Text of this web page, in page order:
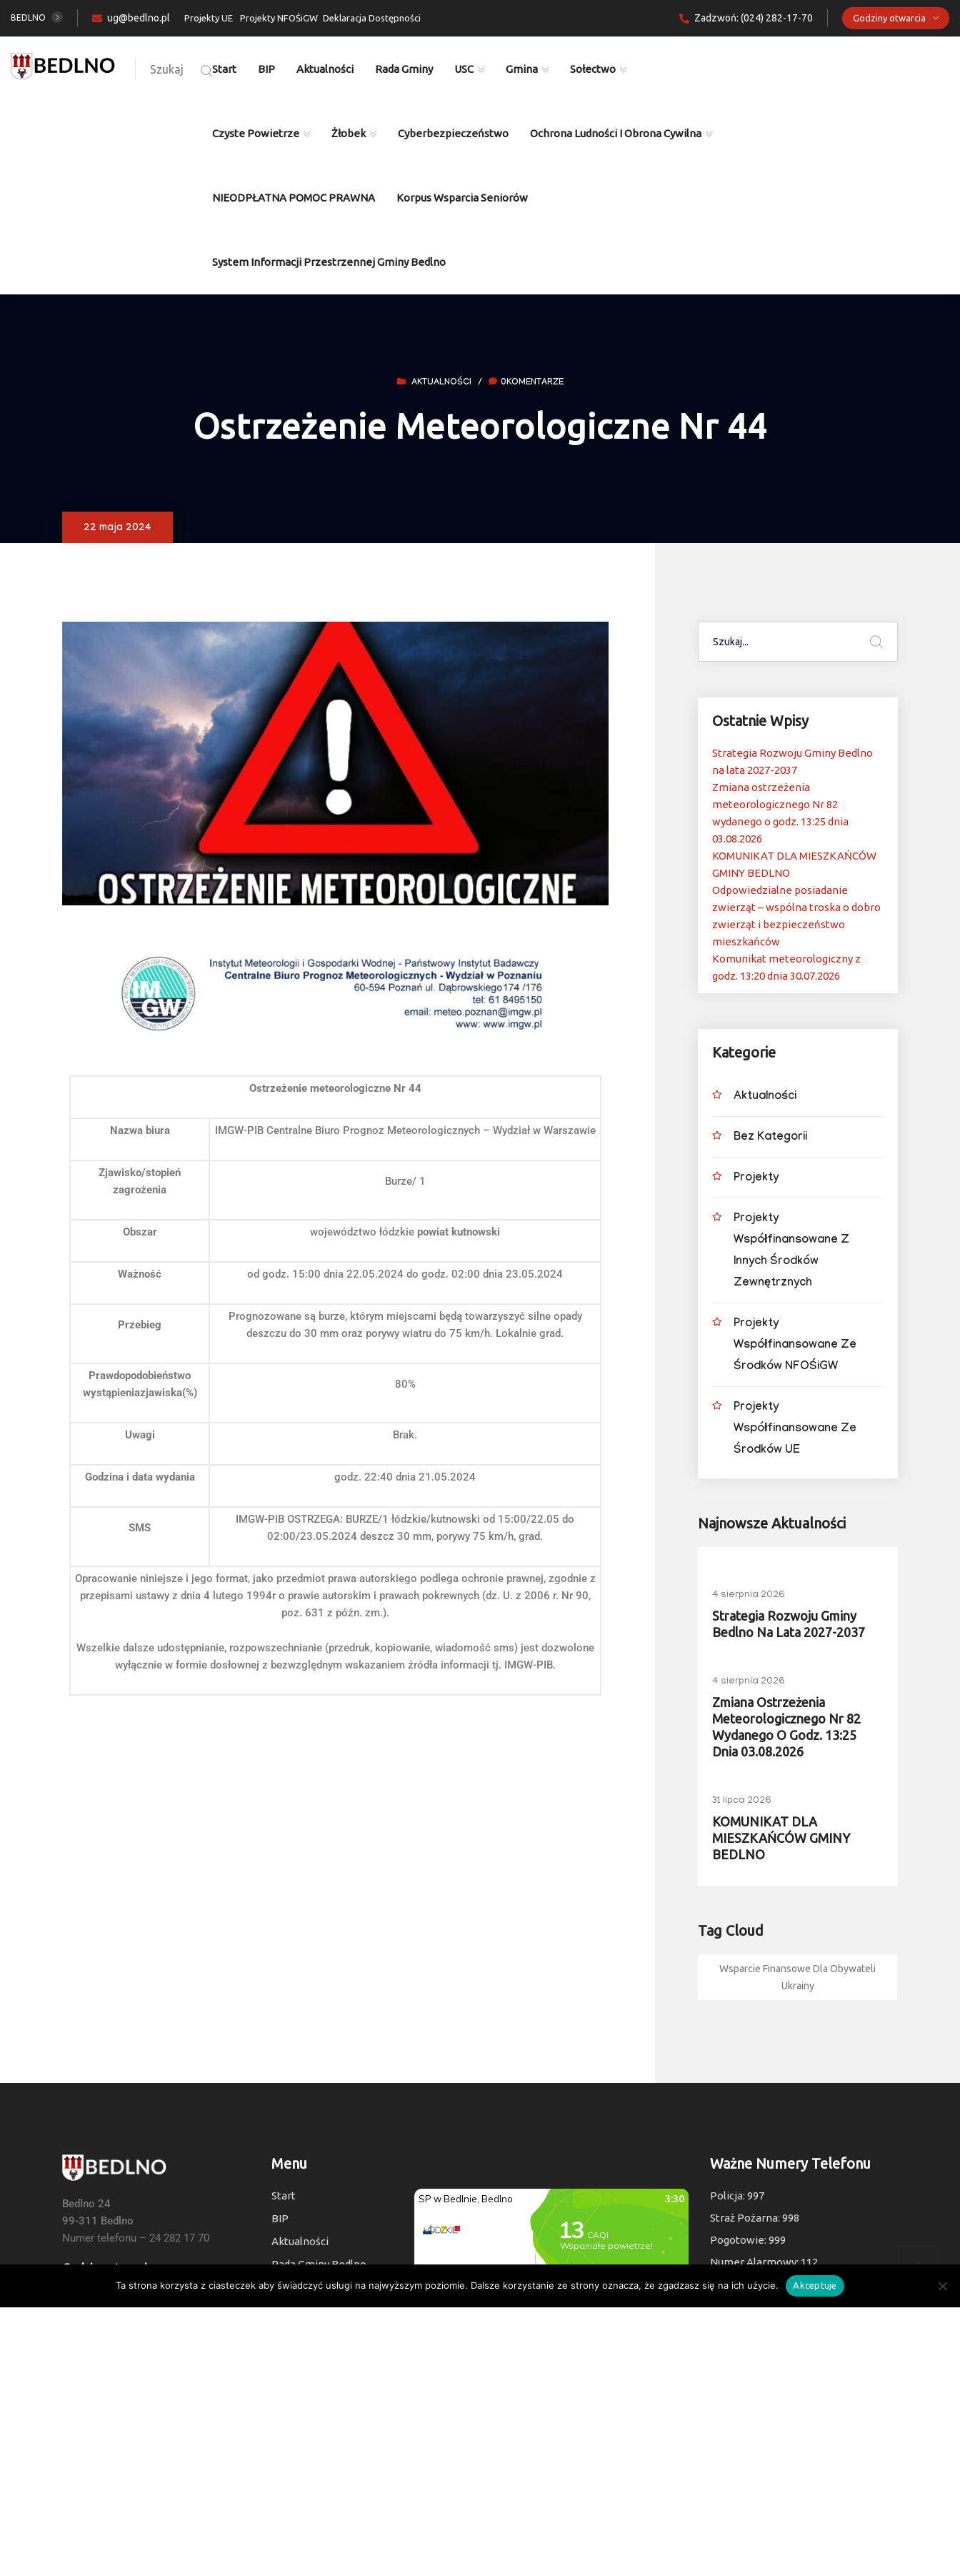
BEDLNO ug@bedlno.pl Projekty UE Projekty NFOŚiGW Deklaracja Dostępności Zadzwoń: (024) 282-17-70 Godziny otwarcia
Szukaj Start BIP Aktualności Rada Gminy USC Gmina Sołectwo
Czyste Powietrze Żłobek Cyberbezpieczeństwo Ochrona Ludności I Obrona Cywilna
NIEODPŁATNA POMOC PRAWNA Korpus Wsparcia Seniorów
System Informacji Przestrzennej Gminy Bedlno
AKTUALNOŚCI / 0KOMENTARZE
Ostrzeżenie Meteorologiczne Nr 44
22 maja 2024
Ostrzeżenie meteorologiczne Nr 44
Nazwa biura IMGW-PIB Centralne Biuro Prognoz Meteorologicznych – Wydział w Warszawie
Zjawisko/stopień
zagrożenia
Burze/ 1
Obszar województwo łódzkie powiat kutnowski
Ważność od godz. 15:00 dnia 22.05.2024 do godz. 02:00 dnia 23.05.2024
Przebieg
Prognozowane są burze, którym miejscami będą towarzyszyć silne opady
deszczu do 30 mm oraz porywy wiatru do 75 km/h. Lokalnie grad.
Prawdopodobieństwo
wystąpieniazjawiska(%)
80%
Uwagi Brak.
Godzina i data wydania godz. 22:40 dnia 21.05.2024
SMS
IMGW-PIB OSTRZEGA: BURZE/1 łódzkie/kutnowski od 15:00/22.05 do
02:00/23.05.2024 deszcz 30 mm, porywy 75 km/h, grad.
Opracowanie niniejsze i jego format, jako przedmiot prawa autorskiego podlega ochronie prawnej, zgodnie z
przepisami ustawy z dnia 4 lutego 1994r o prawie autorskim i prawach pokrewnych (dz. U. z 2006 r. Nr 90,
poz. 631 z późn. zm.).
Wszelkie dalsze udostępnianie, rozpowszechnianie (przedruk, kopiowanie, wiadomość sms) jest dozwolone
wyłącznie w formie dosłownej z bezwzględnym wskazaniem źródła informacji tj. IMGW-PIB.
Ostatnie Wpisy
Strategia Rozwoju Gminy Bedlno
na lata 2027-2037
Zmiana ostrzeżenia
meteorologicznego Nr 82
wydanego o godz. 13:25 dnia
03.08.2026
KOMUNIKAT DLA MIESZKAŃCÓW
GMINY BEDLNO
Odpowiedzialne posiadanie
zwierząt – wspólna troska o dobro
zwierząt i bezpieczeństwo
mieszkańców
Komunikat meteorologiczny z
godz. 13:20 dnia 30.07.2026
Kategorie
Aktualności
Bez Kategorii
Projekty
Projekty
Współfinansowane Z
Innych Środków
Zewnętrznych
Projekty
Współfinansowane Ze
Środków NFOŚiGW
Projekty
Współfinansowane Ze
Środków UE
Najnowsze Aktualności
4 sierpnia 2026
Strategia Rozwoju Gminy
Bedlno Na Lata 2027-2037
4 sierpnia 2026
Zmiana Ostrzeżenia
Meteorologicznego Nr 82
Wydanego O Godz. 13:25
Dnia 03.08.2026
31 lipca 2026
KOMUNIKAT DLA
MIESZKAŃCÓW GMINY
BEDLNO
Tag Cloud
Wsparcie Finansowe Dla Obywateli
Ukrainy
Bedlno 24
99-311 Bedlno
Numer telefonu – 24 282 17 70
Godziny otwarcia:
7:30 do 15:30, Sb i Nie: Nieczynne
Menu
Start
BIP
Aktualności
Rada Gminy Bedlno
Kontakt
Deklaracja dostępności
Ważne Numery Telefonu
Policja: 997
Straż Pożarna: 998
Pogotowie: 999
Numer Alarmowy: 112
Ta strona korzysta z ciasteczek aby świadczyć usługi na najwyższym poziomie. Dalsze korzystanie ze strony oznacza, że zgadzasz się na ich użycie. Akceptuje